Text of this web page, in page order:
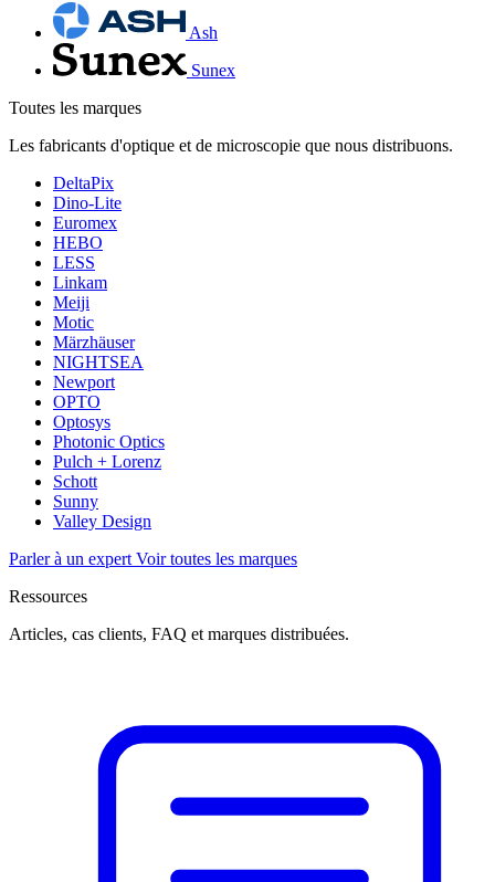
Ash
Sunex
Toutes les marques
Les fabricants d'optique et de microscopie que nous distribuons.
DeltaPix
Dino-Lite
Euromex
HEBO
LESS
Linkam
Meiji
Motic
Märzhäuser
NIGHTSEA
Newport
OPTO
Optosys
Photonic Optics
Pulch + Lorenz
Schott
Sunny
Valley Design
Parler à un expert Voir toutes les marques
Ressources
Articles, cas clients, FAQ et marques distribuées.